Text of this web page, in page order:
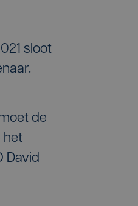
sloot
de
het
David